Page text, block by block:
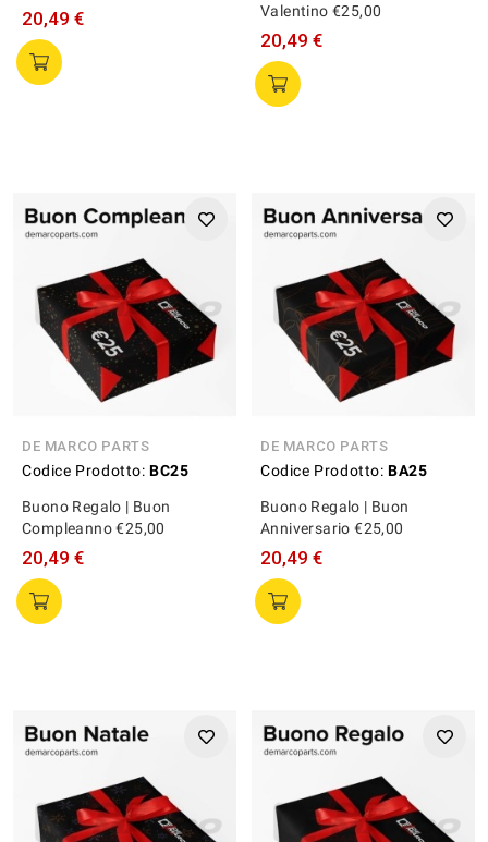
20,49 €
Valentino €25,00
20,49 €
DE MARCO PARTS
Codice Prodotto: BC25
Buono Regalo | Buon
Compleanno €25,00
20,49 €
DE MARCO PARTS
Codice Prodotto: BA25
Buono Regalo | Buon
Anniversario €25,00
20,49 €